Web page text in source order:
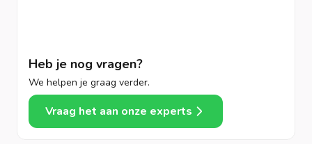
Heb je nog vragen?
We helpen je graag verder.
Vraag het aan onze experts